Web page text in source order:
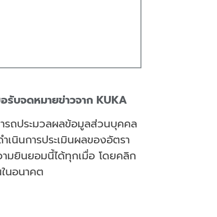
รับจดหมายข่าวจาก KUKA
ารถประมวลผลข้อมูลส่วนบุคคล
เนินการประเมินผลของอัตรา
มยินยอมนี้ได้ทุกเมื่อ โดยคลิก
นอนาคต